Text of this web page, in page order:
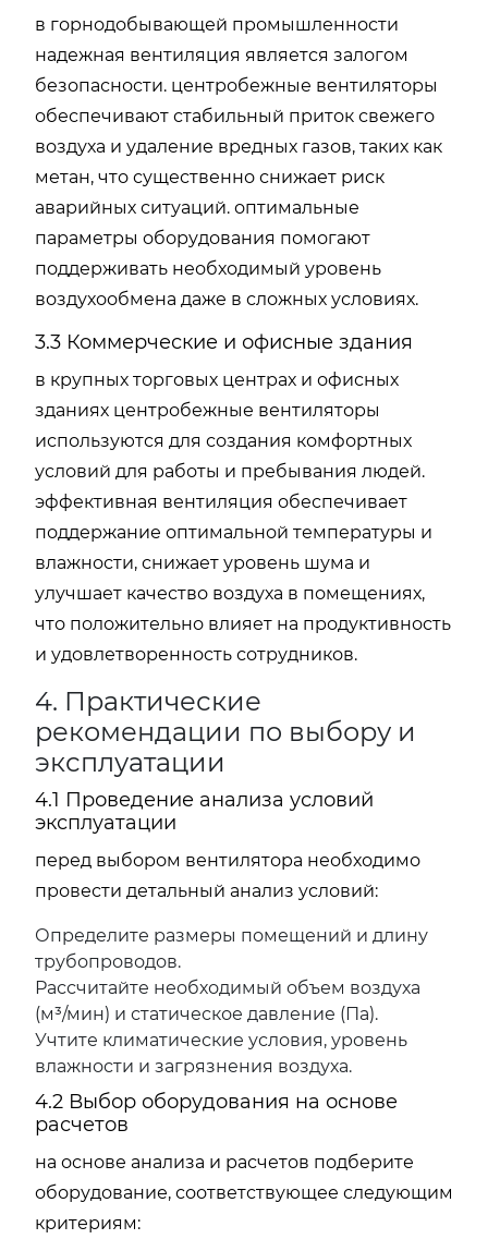
в горнодобывающей промышленности
надежная вентиляция является залогом
безопасности. центробежные вентиляторы
обеспечивают стабильный приток свежего
воздуха и удаление вредных газов, таких как
метан, что существенно снижает риск
аварийных ситуаций. оптимальные
параметры оборудования помогают
поддерживать необходимый уровень
воздухообмена даже в сложных условиях.
3.3 Коммерческие и офисные здания
в крупных торговых центрах и офисных
зданиях центробежные вентиляторы
используются для создания комфортных
условий для работы и пребывания людей.
эффективная вентиляция обеспечивает
поддержание оптимальной температуры и
влажности, снижает уровень шума и
улучшает качество воздуха в помещениях,
что положительно влияет на продуктивность
и удовлетворенность сотрудников.
4. Практические
рекомендации по выбору и
эксплуатации
4.1 Проведение анализа условий
эксплуатации
перед выбором вентилятора необходимо
провести детальный анализ условий:
Определите размеры помещений и длину
трубопроводов.
Рассчитайте необходимый объем воздуха
(м³/мин) и статическое давление (Па).
Учтите климатические условия, уровень
влажности и загрязнения воздуха.
4.2 Выбор оборудования на основе
расчетов
на основе анализа и расчетов подберите
оборудование, соответствующее следующим
критериям: